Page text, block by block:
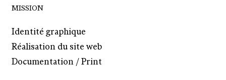
MISSION
Identité graphique
Réalisation du site web
Documentation / Print